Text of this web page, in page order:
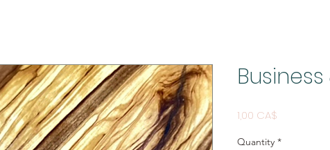
1,00 CA$
Quantity *